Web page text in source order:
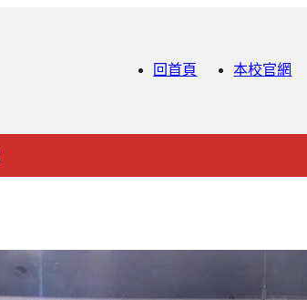
回首頁 本校官網